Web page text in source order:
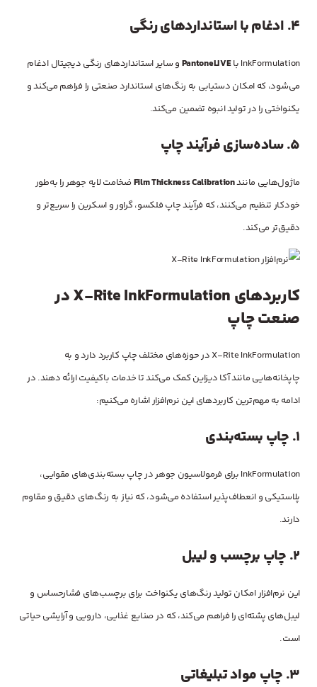
ادغام با استانداردهای رنگی
InkFormulation با PantoneLIVEو سایر استانداردهای رنگی دیجیتال ادغام
می‌شود، که امکان دستیابی به رنگ‌های استاندارد صنعتی را فراهم می‌کند و
یکنواختی را در تولید انبوه تضمین می‌کند.
ساده‌سازی فرآیند چاپ
ماژول‌هایی مانندFilm Thickness Calibrationضخامت لایه جوهر را به‌طور
خودکار تنظیم می‌کنند، که فرآیند چاپ فلکسو، گراور و اسکرین را سریع‌تر و
دقیق‌تر می‌کند.
کاربردهای X-Rite InkFormulation در
صنعت چاپ
X-Rite InkFormulation در حوزه‌های مختلف چاپ کاربرد دارد و به
چاپخانه‌هایی مانند آکا دیزاین کمک می‌کند تا خدمات باکیفیت ارائه دهند. در
ادامه به مهم‌ترین کاربردهای این نرم‌افزار اشاره می‌کنیم:
چاپ بسته‌بندی
InkFormulation برای فرمولاسیون جوهر در چاپ بسته‌بندی‌های مقوایی،
پلاستیکی و انعطاف‌پذیر استفاده می‌شود، که نیاز به رنگ‌های دقیق و مقاوم
دارند.
چاپ برچسب و لیبل
این نرم‌افزار امکان تولید رنگ‌های یکنواخت برای برچسب‌های فشارحساس و
لیبل‌های پشته‌ای را فراهم می‌کند، که در صنایع غذایی، دارویی و آرایشی حیاتی
است.
چاپ مواد تبلیغاتی